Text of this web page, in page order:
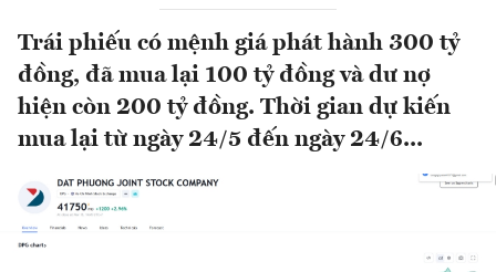
Trái phiếu có mệnh giá phát hành 300 tỷ
đồng, đã mua lại 100 tỷ đồng và dư nợ
hiện còn 200 tỷ đồng. Thời gian dự kiến
mua lại từ ngày 24/5 đến ngày 24/6...